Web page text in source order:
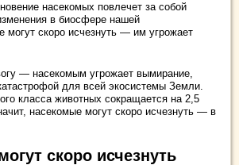
насекомых повлечет за собой
в биосфере нашей
могут скоро исчезнуть — им угрожает
— насекомым угрожает вымирание,
для всей экосистемы Земли.
класса животных сокращается на 2,5
насекомые могут скоро исчезнуть — в
скоро исчезнуть